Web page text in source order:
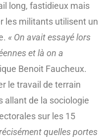
long, fastidieux mais
les militants utilisent un
« On avait essayé lors
et là on a
Benoit Faucheux.
le travail de terrain
allant de la sociologie
sur les 15
quelles portes